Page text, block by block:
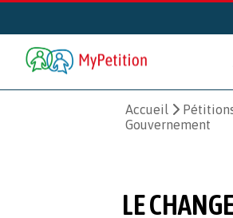
Accueil
Gouvernement
LE